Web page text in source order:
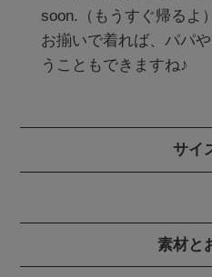
soon.（もうすぐ帰るよ
お揃いで着れば、パパ
うこともできますね♪
サイ
素材と